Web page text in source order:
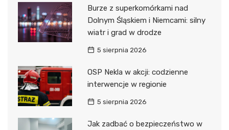
Burze z superkomórkami nad
Dolnym Śląskiem i Niemcami: silny
wiatr i grad w drodze
5 sierpnia 2026
OSP Nekla w akcji: codzienne
interwencje w regionie
5 sierpnia 2026
Jak zadbać o bezpieczeństwo w